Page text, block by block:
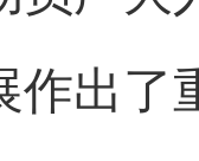
作出了